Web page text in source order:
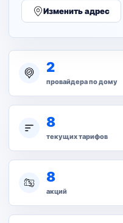
Изменить адрес
2
провайдера по дому
8
текущих тарифов
8
акций